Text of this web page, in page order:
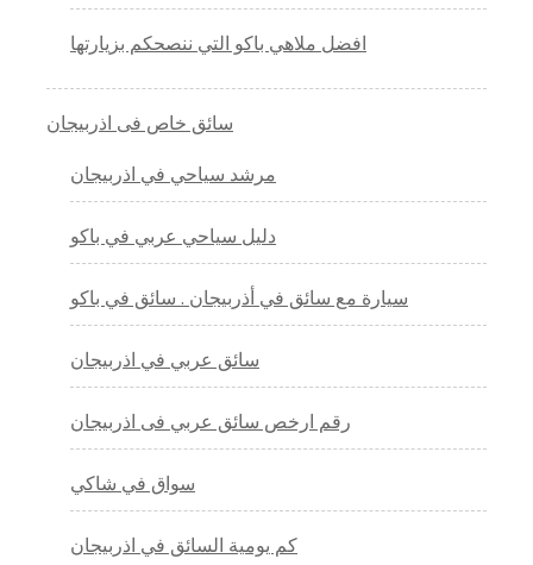
افضل ملاهي باكو التي ننصحكم بزيارتها
سائق خاص فى اذربيجان
مرشد سياحي في اذربيجان
دليل سياحي عربي في باكو
سيارة مع سائق في أذربيجان . سائق في باكو
سائق عربي في اذربيجان
رقم ارخص سائق عربي فى اذربيجان
سواق في شاكي
كم يومية السائق في اذربيجان